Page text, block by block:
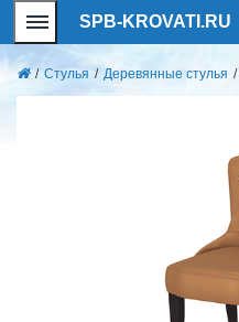
SPB-KROVATI.RU
/ Стулья / Деревянные стулья /